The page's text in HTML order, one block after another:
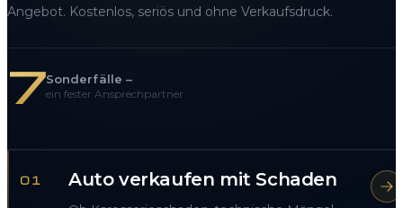
Angebot. Kostenlos, seriös und ohne Verkaufsdruck.
7Sonderfälle –
ein fester Ansprechpartner
01 Auto verkaufen mit Schaden